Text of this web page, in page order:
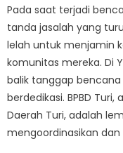
Pada saat terjadi
tanda jasalah yang
lelah untuk menjamin
komunitas mereka. Di
balik tanggap bencana
berdedikasi. BPBD
Daerah Turi, adalah
mengoordinasikan